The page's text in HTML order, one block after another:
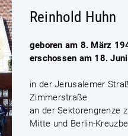
Reinhold Huhn
geboren am 8. März
erschossen am 18.
in der Jerusalemer
Zimmerstraße
an der Sektorengrenze
Mitte und Berlin-